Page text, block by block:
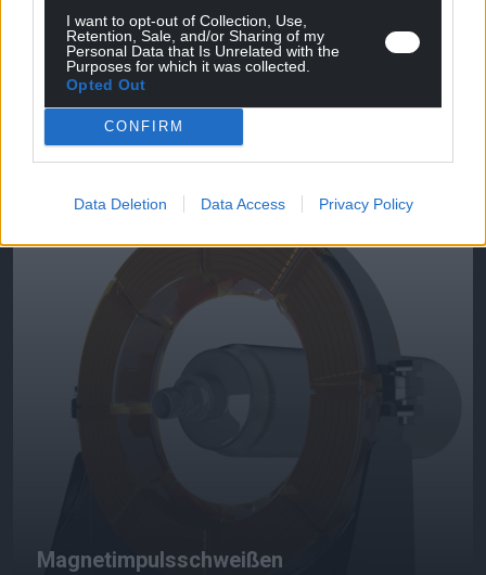
I want to opt-out of Collection, Use,
Retention, Sale, and/or Sharing of my
Personal Data that Is Unrelated with the
Purposes for which it was collected.
Opted Out
CONFIRM
Data Deletion Data Access Privacy Policy
Magnetimpulsschweißen